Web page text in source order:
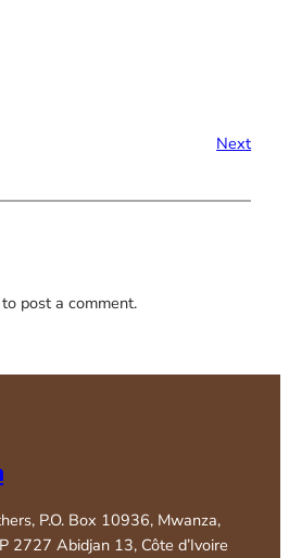
Next
post a comment.
P.O. Box 10936, Mwanza,
2727 Abidjan 13, Côte d’Ivoire